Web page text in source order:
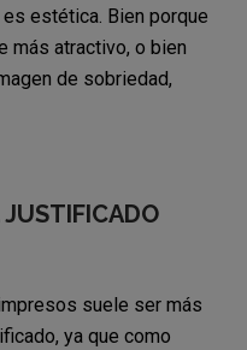
estética. Bien porque
más atractivo, o bien
de sobriedad,
JUSTIFICADO
suele ser más
ya que como